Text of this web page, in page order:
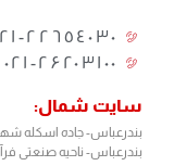
٢٢٦٥٤٠٣٠-٠٢١
۰۲۱-۲۶۲۰۳۱۰۰
سایت شمال:
بندرعباس- جاده اسکله
بندرعباس- ناحیه صنعتی